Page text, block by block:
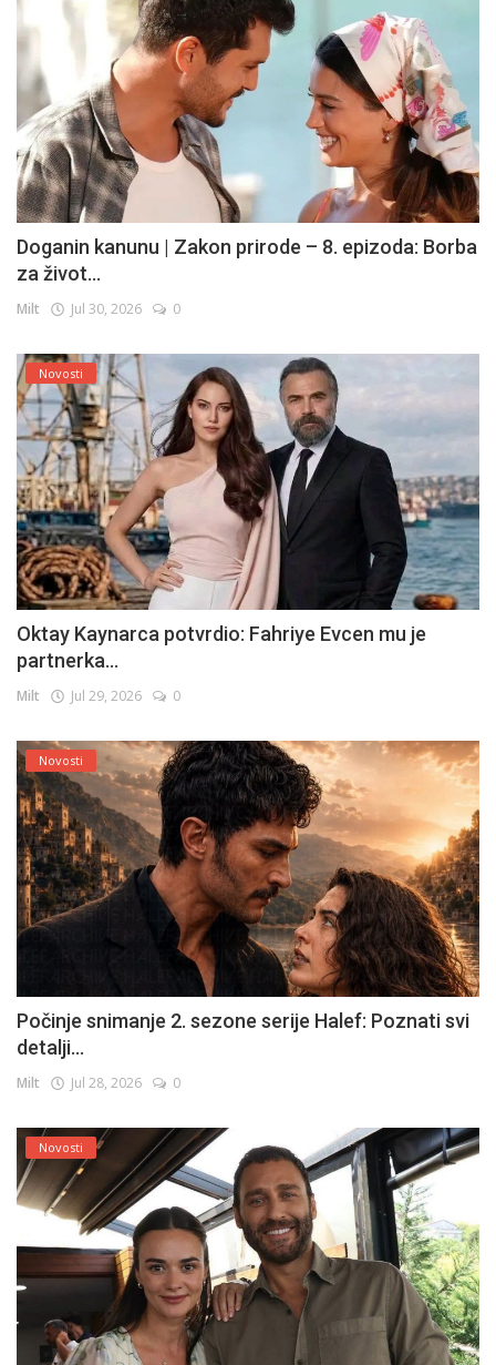
Doganin kanunu | Zakon prirode – 8. epizoda: Borba
za život...
Milt Jul 30, 2026 0
Novosti
Oktay Kaynarca potvrdio: Fahriye Evcen mu je
partnerka...
Milt Jul 29, 2026 0
Novosti
Počinje snimanje 2. sezone serije Halef: Poznati svi
detalji...
Milt Jul 28, 2026 0
Novosti